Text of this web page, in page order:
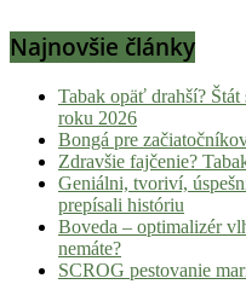
Najnovšie články
Tabak opäť drahší?
roku 2026
Bongá pre
Zdravšie fajčenie?
Geniálni, tvoriví,
prepísali históriu
Boveda – optimalizér
nemáte?
SCROG pestovanie